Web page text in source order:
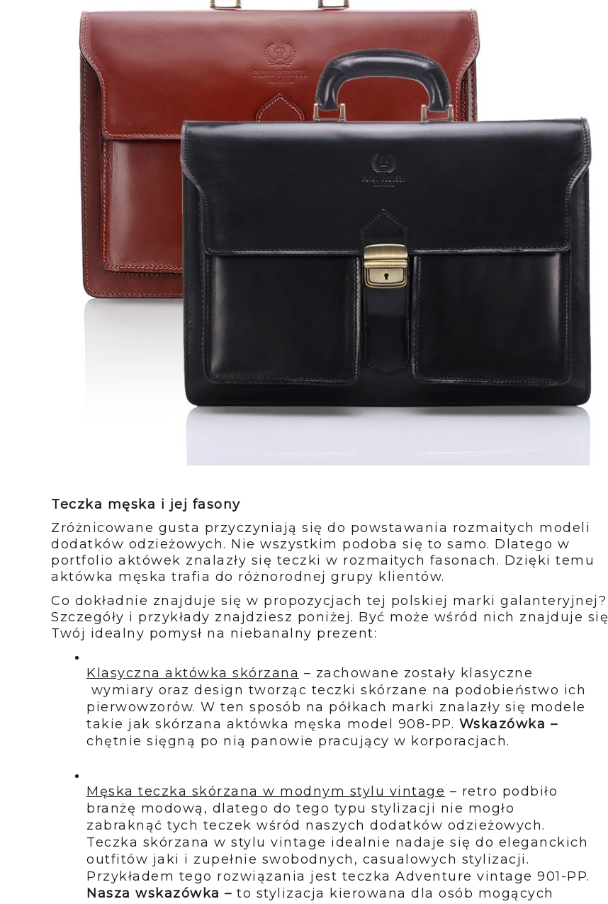
Teczka męska i jej fasony
Zróżnicowane gusta przyczyniają się do powstawania rozmaitych modeli
dodatków odzieżowych. Nie wszystkim podoba się to samo. Dlatego w
portfolio aktówek znalazły się teczki w rozmaitych fasonach. Dzięki temu
aktówka męska trafia do różnorodnej grupy klientów.
Co dokładnie znajduje się w propozycjach tej polskiej marki galanteryjnej?
Szczegóły i przykłady znajdziesz poniżej. Być może wśród nich znajduje się
Twój idealny pomysł na niebanalny prezent:
Klasyczna aktówka skórzana – zachowane zostały klasyczne
wymiary oraz design tworząc teczki skórzane na podobieństwo ich
pierwowzorów. W ten sposób na półkach marki znalazły się modele
takie jak skórzana aktówka męska model 908-PP. Wskazówka –
chętnie sięgną po nią panowie pracujący w korporacjach.
Męska teczka skórzana w modnym stylu vintage – retro podbiło
branżę modową, dlatego do tego typu stylizacji nie mogło
zabraknąć tych teczek wśród naszych dodatków odzieżowych.
Teczka skórzana w stylu vintage idealnie nadaje się do eleganckich
outfitów jaki i zupełnie swobodnych, casualowych stylizacji.
Nasza wskazówka – to stylizacja kierowana dla osób mogących